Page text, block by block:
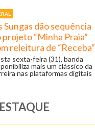
Sungas dão sequência
projeto “Minha Praia”
releitura de “Receba”
sexta-feira (31), banda
mais um clássico da
nas plataformas digitais